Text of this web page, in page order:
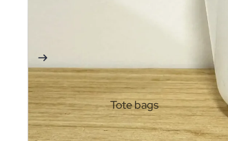
Tote bags
Sacs personnalisés